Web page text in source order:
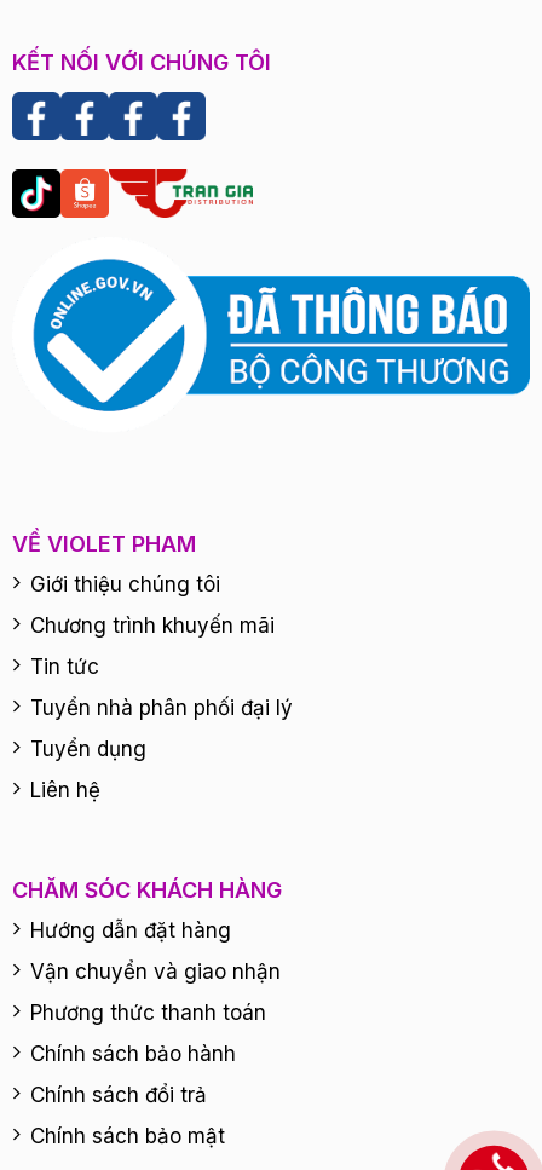
KẾT NỐI VỚI CHÚNG TÔI
VỀ VIOLET PHAM
Giới thiệu chúng tôi
Chương trình khuyến mãi
Tin tức
Tuyển nhà phân phối đại lý
Tuyển dụng
Liên hệ
CHĂM SÓC KHÁCH HÀNG
Hướng dẫn đặt hàng
Vận chuyển và giao nhận
Phương thức thanh toán
Chính sách bảo hành
Chính sách đổi trả
Chính sách bảo mật